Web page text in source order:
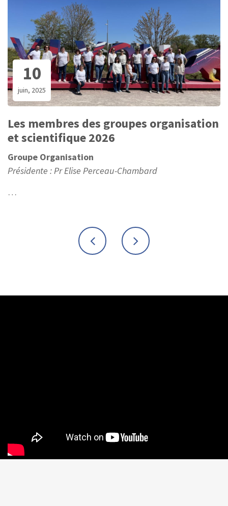
10
juin, 2025
Les membres des groupes organisation
et scientifique 2026
Groupe Organisation
Présidente : Pr Elise Perceau-Chambard
…